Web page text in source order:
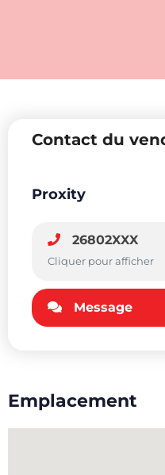
Contact du
Proxity
26802XXX
Cliquer pour afficher
Message
Emplacement